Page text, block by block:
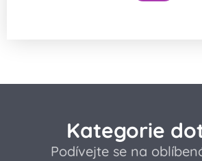
Kategorie
Podívejte se na